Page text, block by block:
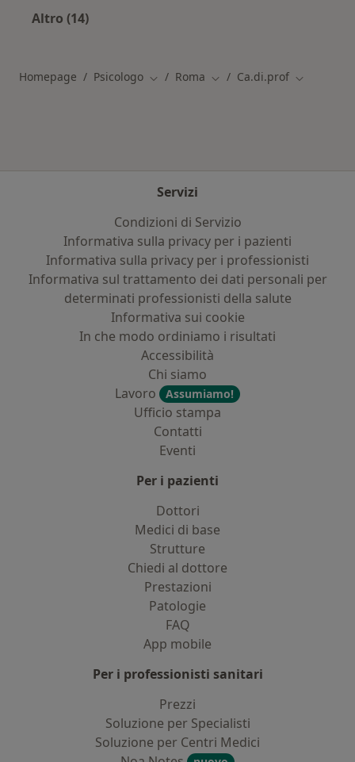
Altro (14)
Homepage Psicologo Cambia città
Roma Cambia città
Ca.di.prof Cambia
Servizi
Condizioni di Servizio
Informativa sulla privacy per i pazienti
Informativa sulla privacy per i professionisti
Informativa sul trattamento dei dati personali per
determinati professionisti della salute
Informativa sui cookie
In che modo ordiniamo i risultati
Accessibilità
Chi siamo
Lavoro
Assumiamo!
Ufficio stampa
Contatti
Eventi
Per i pazienti
Dottori
Medici di base
Strutture
Chiedi al dottore
Prestazioni
Patologie
FAQ
App mobile
Per i professionisti sanitari
Prezzi
Soluzione per Specialisti
Soluzione per Centri Medici